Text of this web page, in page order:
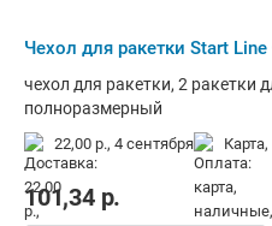
Чехол для ракетки Start
чехол для ракетки, 2 ракетки
полноразмерный
22,00 р., 4 сентября
101,34р.